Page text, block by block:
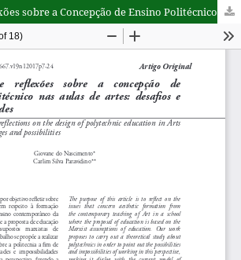
Diálogos e Reflexões sobre a Concepção de Ensino Politécnico nas Aulas de Artes: desafios e possibilidades